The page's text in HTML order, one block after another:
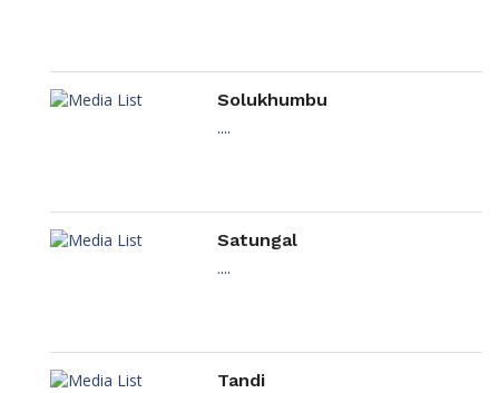
Solukhumbu
....
Satungal
....
Tandi